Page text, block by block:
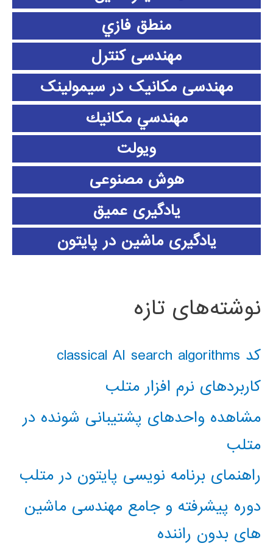
منطق فازي
مهندسی کنترل
مهندسی مکانیک در سیمولینک
مهندسي مكانيك
ویولت
هوش مصنوعی
یادگیری عمیق
یادگیری ماشین در پایتون
نوشته‌های تازه
کد classical AI search algorithms
کاربردهای نرم افزار متلب
مشاهده واحدهای پشتیبانی شونده در
متلب
راهنمای برنامه نویسی پایتون در متلب
دوره پیشرفته و جامع مهندسی ماشین
های بدون راننده